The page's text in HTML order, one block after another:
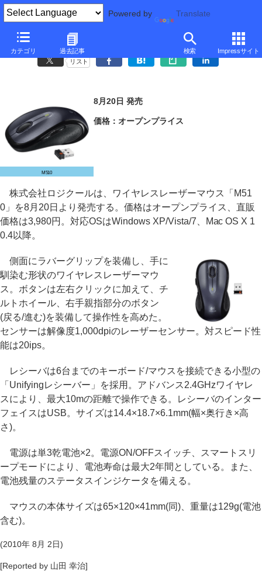
Powered by Translate
カテゴリ 過去記事 検索 Impressサイト
ロジクール、チルトホイール+サイドボタンの無線レーザーマウス
リスト
M510
8月20日 発売
価格：オープンプライス
株式会社ロジクールは、ワイヤレスレーザーマウス「M51
0」を8月20日より発売する。価格はオープンプライス、直販
価格は3,980円。対応OSはWindows XP/Vista/7、Mac OS X 1
0.4以降。
側面にラバーグリップを装備し、手に
馴染む形状のワイヤレスレーザーマウ
ス。ボタンは左右クリックに加えて、チ
ルトホイール、右手親指部分のボタン
(戻る/進む)を装備して操作性を高めた。
センサーは解像度1,000dpiのレーザーセンサー。対スピード性
能は20ips。
レシーバは6台までのキーボード/マウスを接続できる小型の
「Unifyingレシーバー」を採用。アドバンス2.4GHzワイヤレ
スにより、最大10mの距離で操作できる。レシーバのインター
フェイスはUSB。サイズは14.4×18.7×6.1mm(幅×奥行き×高
さ)。
電源は単3乾電池×2。電源ON/OFFスイッチ、スマートスリ
ープモードにより、電池寿命は最大2年間としている。また、
電池残量のステータスインジケータを備える。
マウスの本体サイズは65×120×41mm(同)、重量は129g(電池
含む)。
(2010年 8月 2日)
[Reported by 山田 幸治]